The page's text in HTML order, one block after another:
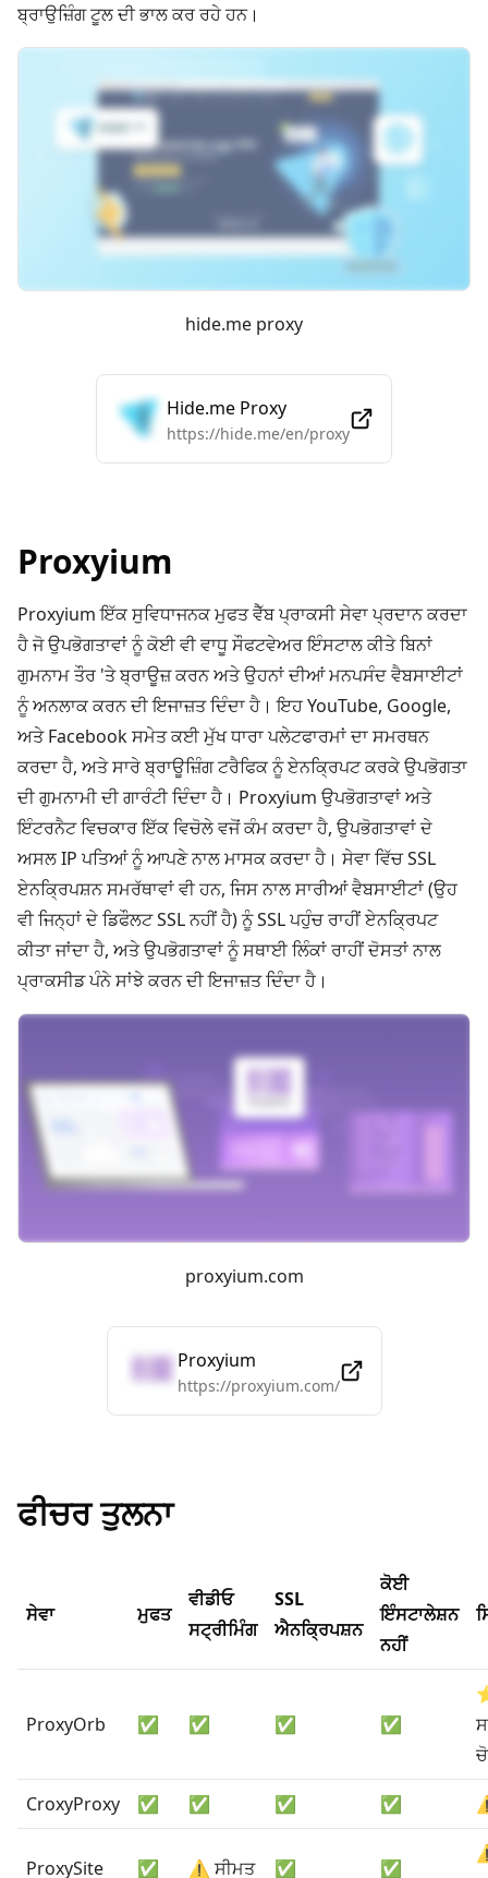
ਬ੍ਰਾਉਜ਼ਿੰਗ ਟੂਲ ਦੀ ਭਾਲ ਕਰ ਰਹੇ ਹਨ।
hide.me proxy
Hide.me Proxy
https://hide.me/en/proxy
Proxyium
Proxyium ਇੱਕ ਸੁਵਿਧਾਜਨਕ ਮੁਫਤ ਵੈੱਬ ਪ੍ਰਾਕਸੀ ਸੇਵਾ ਪ੍ਰਦਾਨ ਕਰਦਾ
ਹੈ ਜੋ ਉਪਭੋਗਤਾਵਾਂ ਨੂੰ ਕੋਈ ਵੀ ਵਾਧੂ ਸੌਫਟਵੇਅਰ ਇੰਸਟਾਲ ਕੀਤੇ ਬਿਨਾਂ
ਗੁਮਨਾਮ ਤੌਰ 'ਤੇ ਬ੍ਰਾਊਜ਼ ਕਰਨ ਅਤੇ ਉਹਨਾਂ ਦੀਆਂ ਮਨਪਸੰਦ ਵੈਬਸਾਈਟਾਂ
ਨੂੰ ਅਨਲਾਕ ਕਰਨ ਦੀ ਇਜਾਜ਼ਤ ਦਿੰਦਾ ਹੈ। ਇਹ YouTube, Google,
ਅਤੇ Facebook ਸਮੇਤ ਕਈ ਮੁੱਖ ਧਾਰਾ ਪਲੇਟਫਾਰਮਾਂ ਦਾ ਸਮਰਥਨ
ਕਰਦਾ ਹੈ, ਅਤੇ ਸਾਰੇ ਬ੍ਰਾਊਜ਼ਿੰਗ ਟਰੈਫਿਕ ਨੂੰ ਏਨਕ੍ਰਿਪਟ ਕਰਕੇ ਉਪਭੋਗਤਾ
ਦੀ ਗੁਮਨਾਮੀ ਦੀ ਗਾਰੰਟੀ ਦਿੰਦਾ ਹੈ। Proxyium ਉਪਭੋਗਤਾਵਾਂ ਅਤੇ
ਇੰਟਰਨੈਟ ਵਿਚਕਾਰ ਇੱਕ ਵਿਚੋਲੇ ਵਜੋਂ ਕੰਮ ਕਰਦਾ ਹੈ, ਉਪਭੋਗਤਾਵਾਂ ਦੇ
ਅਸਲ IP ਪਤਿਆਂ ਨੂੰ ਆਪਣੇ ਨਾਲ ਮਾਸਕ ਕਰਦਾ ਹੈ। ਸੇਵਾ ਵਿੱਚ SSL
ਏਨਕ੍ਰਿਪਸ਼ਨ ਸਮਰੱਥਾਵਾਂ ਵੀ ਹਨ, ਜਿਸ ਨਾਲ ਸਾਰੀਆਂ ਵੈਬਸਾਈਟਾਂ (ਉਹ
ਵੀ ਜਿਨ੍ਹਾਂ ਦੇ ਡਿਫੌਲਟ SSL ਨਹੀਂ ਹੈ) ਨੂੰ SSL ਪਹੁੰਚ ਰਾਹੀਂ ਏਨਕ੍ਰਿਪਟ
ਕੀਤਾ ਜਾਂਦਾ ਹੈ, ਅਤੇ ਉਪਭੋਗਤਾਵਾਂ ਨੂੰ ਸਥਾਈ ਲਿੰਕਾਂ ਰਾਹੀਂ ਦੋਸਤਾਂ ਨਾਲ
ਪ੍ਰਾਕਸੀਡ ਪੰਨੇ ਸਾਂਝੇ ਕਰਨ ਦੀ ਇਜਾਜ਼ਤ ਦਿੰਦਾ ਹੈ।
proxyium.com
Proxyium
https://proxyium.com/
ਫੀਚਰ ਤੁਲਨਾ
ਸੇਵਾ ਮੁਫਤ
ਵੀਡੀਓ
ਸਟ੍ਰੀਮਿੰਗ
SSL
ਐਨਕ੍ਰਿਪਸ਼ਨ
ਕੋਈ
ਇੰਸਟਾਲੇਸ਼ਨ
ਨਹੀਂ
ProxyOrb ✅ ✅ ✅ ✅
CroxyProxy ✅ ✅ ✅ ✅
ProxySite ✅ ⚠️ ਸੀਮਤ ✅ ✅